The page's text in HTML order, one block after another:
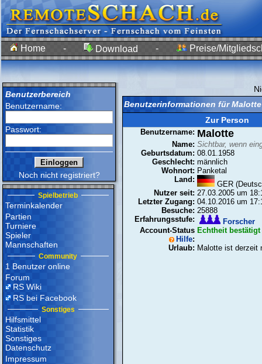
Home - Download - Preise/
Benutzerbereich
Benutzername:
Passwort:
Noch nicht registriert?
Spielbetrieb
Terminkalender
Partien
Turniere
Spieler
Mannschaften
Community
1 Benutzer online
Forum
RS Wiki
RS bei Facebook
Sonstiges
Hilfsmittel
Statistik
Sonstiges
Datenschutz
Impressum
Benutzerinformationen für
Zur Person
Benutzername: Malotte
Name: Sichtbar, wenn
Geburtsdatum: 08.01.1958
Geschlecht: männlich
Wohnort: Panketal
Land:
GER
Nutzer seit: 27.03.2005 um
Letzter Zugang: 04.10.2016 um
Besuche: 25888
Erfahrungsstufe:
Forscher
Account-Status
Hilfe:
Echtheit bestätigt
Urlaub: Malotte ist derzeit